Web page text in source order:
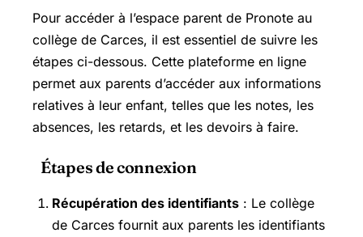
Pour accéder à l’espace parent de Pronote au
collège de Carces, il est essentiel de suivre les
étapes ci-dessous. Cette plateforme en ligne
permet aux parents d’accéder aux informations
relatives à leur enfant, telles que les notes, les
absences, les retards, et les devoirs à faire.
Étapes de connexion
Récupération des identifiants : Le collège
de Carces fournit aux parents les identifiants